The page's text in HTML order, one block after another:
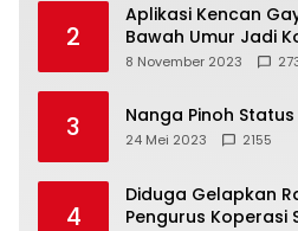
2
Aplikasi Kencan
Bawah Umur Jadi
8 November 2023
3 Nanga Pinoh
24 Mei 2023 2155
4
Diduga Gelapkan
Pengurus Koperasi